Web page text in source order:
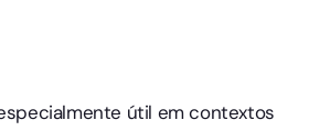
útil em contextos